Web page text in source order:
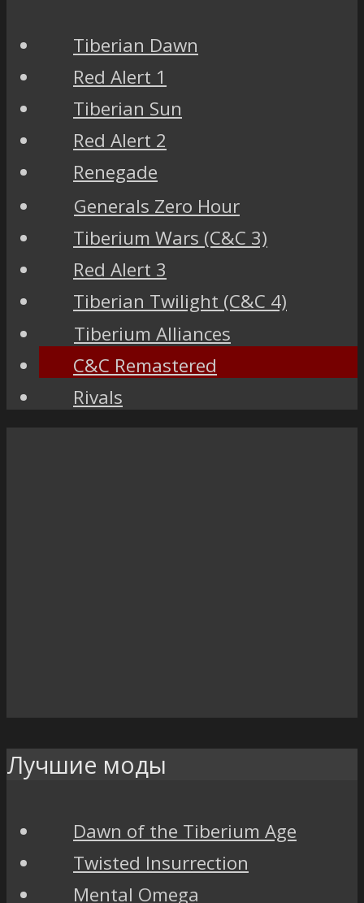
Tiberian Dawn
Red Alert 1
Tiberian Sun
Red Alert 2
Renegade
Generals Zero Hour
Tiberium Wars (C&C 3)
Red Alert 3
Tiberian Twilight (C&C 4)
Tiberium Alliances
C&C Remastered
Rivals
Лучшие моды
Dawn of the Tiberium Age
Twisted Insurrection
Mental Omega